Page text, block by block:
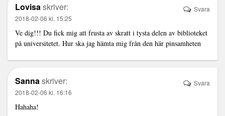
Lovisa skriver:
2018-02-06 kl. 15:25
Ve dig!!! Du fick mig att frusta av skratt i tysta delen av biblioteket
på universitetet. Hur ska jag hämta mig från den här pinsamheten
Svara
Sanna skriver:
2018-02-06 kl. 16:16
Hahaha!
Svara